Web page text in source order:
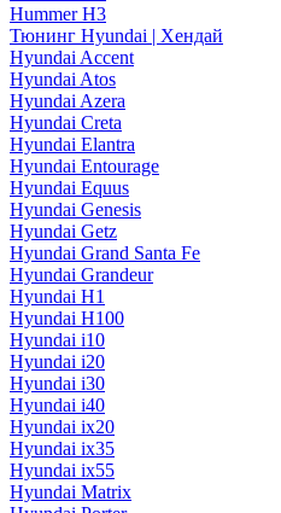
Hummer H3
Тюнинг Hyundai | Хендай
Hyundai Accent
Hyundai Atos
Hyundai Azera
Hyundai Creta
Hyundai Elantra
Hyundai Entourage
Hyundai Equus
Hyundai Genesis
Hyundai Getz
Hyundai Grand Santa Fe
Hyundai Grandeur
Hyundai H1
Hyundai H100
Hyundai i10
Hyundai i20
Hyundai i30
Hyundai i40
Hyundai ix20
Hyundai ix35
Hyundai ix55
Hyundai Matrix